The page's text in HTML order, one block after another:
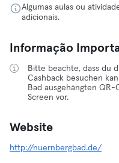
Algumas aulas ou
adicionais.
Informação
Bitte beachte, dass du
Cashback besuchen
Bad ausgehängten
Screen vor.
Website
http://nuernbergbad.de/